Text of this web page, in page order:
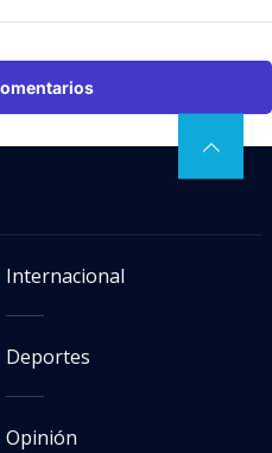
Internacional
Deportes
Opinión